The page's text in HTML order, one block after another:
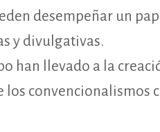
desempeñar un
y divulgativas.
han llevado a la
convencionalismos